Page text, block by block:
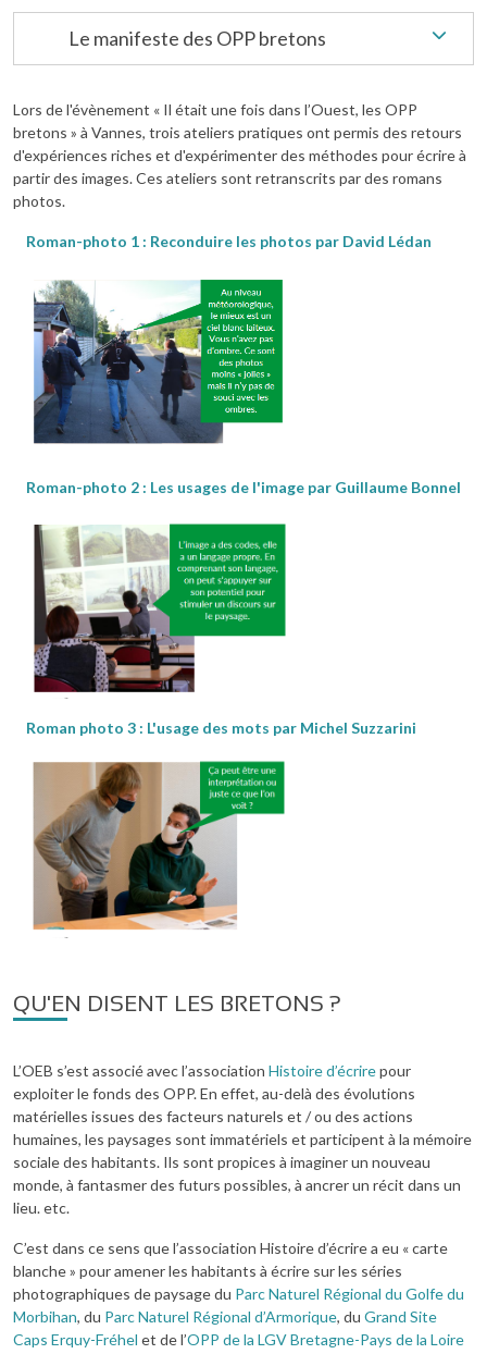
Le manifeste des OPP bretons
Lors de l'évènement « Il était une fois dans l’Ouest, les OPP
bretons » à Vannes, trois ateliers pratiques ont permis des retours
d'expériences riches et d'expérimenter des méthodes pour écrire à
partir des images. Ces ateliers sont retranscrits par des romans
photos.
Roman-photo 1 : Reconduire les photos par David Lédan
Roman-photo 2 : Les usages de l'image par Guillaume Bonnel
Roman photo 3 : L'usage des mots par Michel Suzzarini
QU'EN DISENT LES BRETONS ?
L’OEB s’est associé avec l’association Histoire d’écrirepour
exploiter le fonds des OPP. En effet, au-delà des évolutions
matérielles issues des facteurs naturels et / ou des actions
humaines, les paysages sont immatériels et participent à la mémoire
sociale des habitants. Ils sont propices à imaginer un nouveau
monde, à fantasmer des futurs possibles, à ancrer un récit dans un
lieu. etc.
C’est dans ce sens que l’association Histoire d’écrire a eu « carte
blanche » pour amener les habitants à écrire sur les séries
photographiques de paysage du Parc Naturel Régional du Golfe du
Morbihan, du Parc Naturel Régional d’Armorique, du Grand Site
Caps Erquy-Fréhel et de l’OPP de la LGV Bretagne-Pays de la Loire